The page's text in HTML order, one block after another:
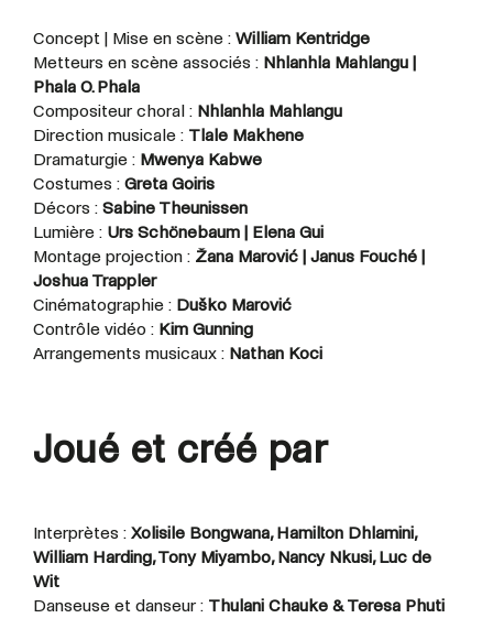
Concept | Mise en scène : William Kentridge
Metteurs en scène associés : Nhlanhla Mahlangu |
Phala O. Phala
Compositeur choral : Nhlanhla Mahlangu
Direction musicale : Tlale Makhene
Dramaturgie : Mwenya Kabwe
Costumes : Greta Goiris
Décors : Sabine Theunissen
Lumière : Urs Schönebaum | Elena Gui
Montage projection : Žana Marović | Janus Fouché |
Joshua Trappler
Cinématographie : Duško Marović
Contrôle vidéo : Kim Gunning
Arrangements musicaux : Nathan Koci
Joué et créé par
Interprètes : Xolisile Bongwana, Hamilton Dhlamini,
William Harding, Tony Miyambo, Nancy Nkusi, Luc de
Wit
Danseuse et danseur : Thulani Chauke & Teresa Phuti